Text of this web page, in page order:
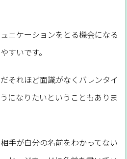
ニケーションをとる機会になる
すいです。
それほど面識がなくバレンタイ
になりたいということもありま
手が自分の名前をわかってない